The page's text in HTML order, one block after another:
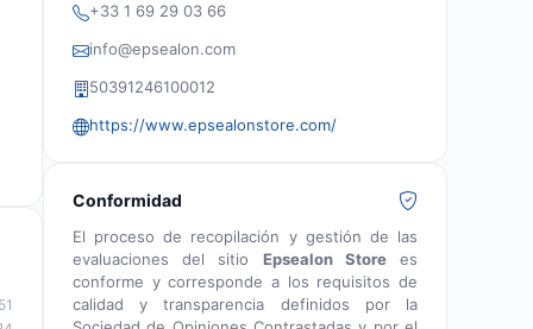
+33 1 69 29 03 66
info@epsealon.com
50391246100012
https://www.epsealonstore.com/
Conformidad
El proceso de recopilación y gestión de las
evaluaciones del sitio Epsealon Storees
conforme y corresponde a los requisitos de
calidad y transparencia definidos por la